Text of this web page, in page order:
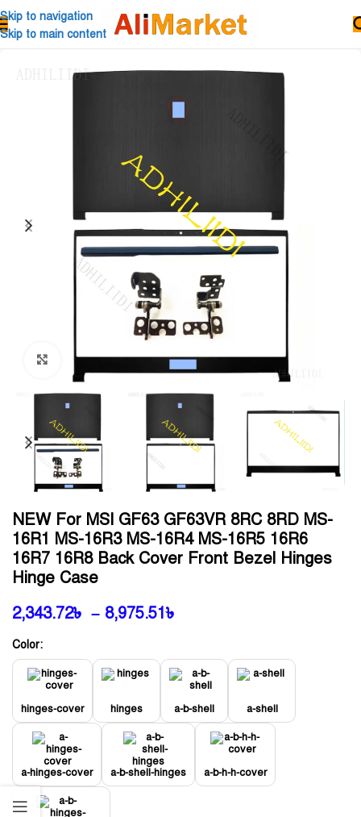
Skip to navigation
Skip to main content
Click to enlarge
NEW For MSI GF63 GF63VR 8RC 8RD MS-
16R1 MS-16R3 MS-16R4 MS-16R5 16R6
16R7 16R8 Back Cover Front Bezel Hinges
Hinge Case
2,343.72৳ – 8,975.51৳
Color:
hinges-cover hinges a-b-shell a-shell
a-hinges-cover a-b-shell-hinges a-b-h-h-cover